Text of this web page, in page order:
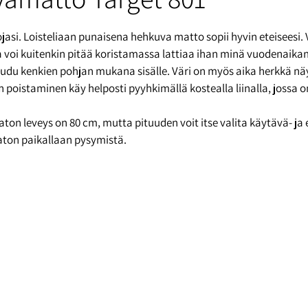
Loisteliaan punaisena hehkuva matto sopii hyvin
kuitenkin pitää koristamassa lattiaa ihan minä
kenkien pohjan mukana sisälle. Väri on myös aika
käy helposti pyyhkimällä kostealla liinalla, jossa
leveys on 80 cm, mutta pituuden voit itse valita käytävä-
paikallaan pysymistä.